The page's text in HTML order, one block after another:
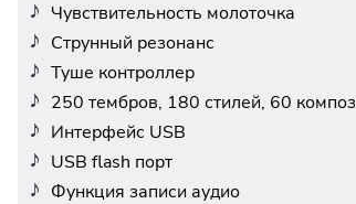
Чувствительность молоточка
Струнный резонанс
Туше контроллер
250 тембров, 180 стилей, 60
Интерфейс USB
USB flash порт
Функция записи аудио